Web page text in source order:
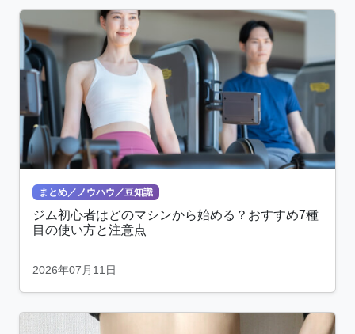
まとめ／ノウハウ／豆知識
ジム初心者はどのマシンから始める？おすすめ7種
目の使い方と注意点
2026年07月11日